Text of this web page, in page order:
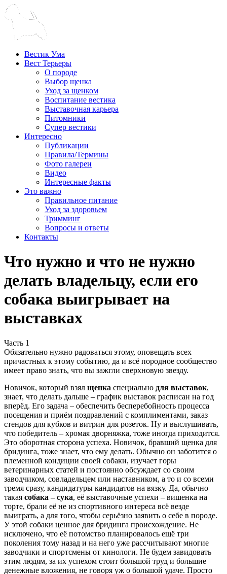
Вестик Ума
Вест Терьеры
О породе
Выбор щенка
Уход за щенком
Воспитание вестика
Выставочная карьера
Питомники
Супер вестики
Интересно
Публикации
Правила/Термины
Фото галереи
Видео
Интересные факты
Это важно
Правильное питание
Уход за здоровьем
Тримминг
Вопросы и ответы
Контакты
Что нужно и что не нужно
делать владельцу, если его
собака выигрывает на
выставках
Часть 1
Обязательно нужно радоваться этому, оповещать всех
причастных к этому событию, да и всё породное сообщество
имеет право знать, что вы зажгли сверхновую звезду.
Новичок, который взял щенка специально для выставок,
знает, что делать дальше – график выставок расписан на год
вперёд. Его задача – обеспечить бесперебойность процесса
посещения и приём поздравлений с комплиментами, заказ
стендов для кубков и витрин для розеток. Ну и выслушивать,
что победитель – хромая дворняжка, тоже иногда приходится.
Это оборотная сторона успеха. Новичок, бравший щенка для
бридинга, тоже знает, что ему делать. Обычно он заботится о
племенной кондиции своей собаки, изучает горы
ветеринарных статей и постоянно обсуждает со своим
заводчиком, совладельцем или наставником, а то и со всеми
тремя сразу, кандидатуры кандидатов на вязку. Да, обычно
такая собака – сука, её выставочные успехи – вишенка на
торте, брали её не из спортивного интереса всё везде
выиграть, а для того, чтобы серьёзно заявить о себе в породе.
У этой собаки ценное для бридинга происхождение. Не
исключено, что её потомство планировалось ещё три
поколения тому назад и на него уже рассчитывают многие
заводчики и спортсмены от кинологи. Не будем завидовать
этим людям, за их успехом стоит большой труд и большие
денежные вложения, не говоря уж о большой удаче. Просто